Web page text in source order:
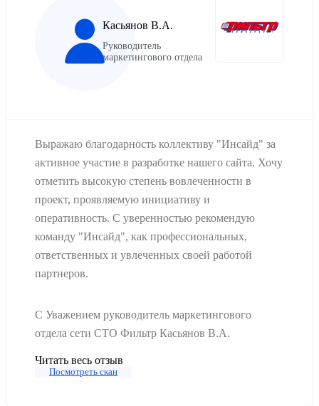
Касьянов В.А.
Руководитель
маркетингового отдела
Выражаю благодарность коллективу "Инсайд" за
активное участие в разработке нашего сайта. Хочу
отметить высокую степень вовлеченности в
проект, проявляемую инициативу и
оперативность. С уверенностью рекомендую
команду "Инсайд", как профессиональных,
ответственных и увлеченных своей работой
партнеров.
С Уважением руководитель маркетингового
отдела сети СТО Фильтр Касьянов В.А.
Читать весь отзыв
Посмотреть скан